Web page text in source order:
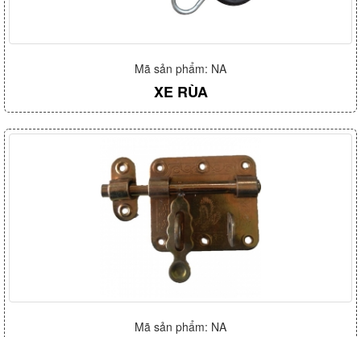
Mã sản phẩm: NA
XE RÙA
Mã sản phẩm: NA